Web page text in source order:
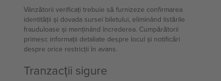
Vânzătorii verificați trebuie să furnizeze confirmarea
identității și dovada sursei biletului, eliminând listările
frauduloase și menținând încrederea. Cumpărătorii
primesc informații detaliate despre locul și notificări
despre orice restricții în avans.
Tranzacții sigure